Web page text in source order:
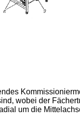
wobei der
um die